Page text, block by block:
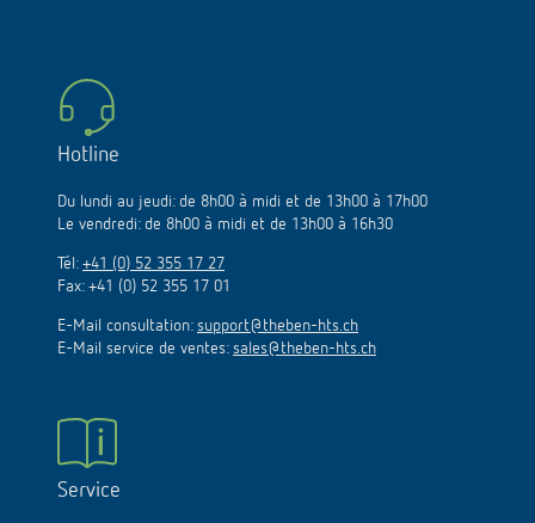
Hotline
Du lundi au jeudi: de 8h00 à midi et de 13h00 à 17h00
Le vendredi: de 8h00 à midi et de 13h00 à 16h30
Tél: +41 (0) 52 355 17 27
Fax: +41 (0) 52 355 17 01
E-Mail consultation: support@theben-hts.ch
E-Mail service de ventes: sales@theben-hts.ch
Service